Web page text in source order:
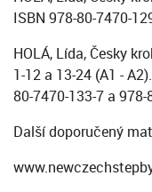
ISBN 978-80-7470-
HOLÁ, Lída, Česky
1-12 a 13-24 (A1 -
80-7470-133-7 a
Další doporučený